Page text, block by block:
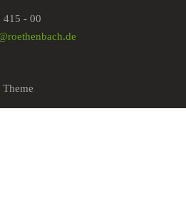
415 - 00
Theme